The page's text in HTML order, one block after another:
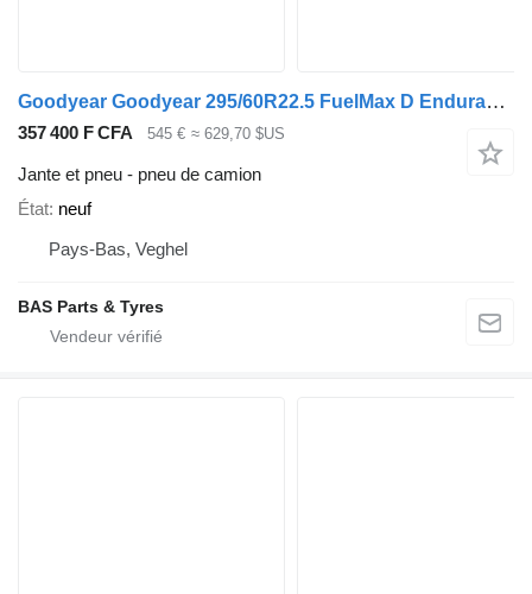
Goodyear Goodyear 295/60R22.5 FuelMax D Endurance
357 400 F CFA 545 € ≈ 629,70 $US
Jante et pneu - pneu de camion
État neuf
Pays-Bas, Veghel
BAS Parts & Tyres